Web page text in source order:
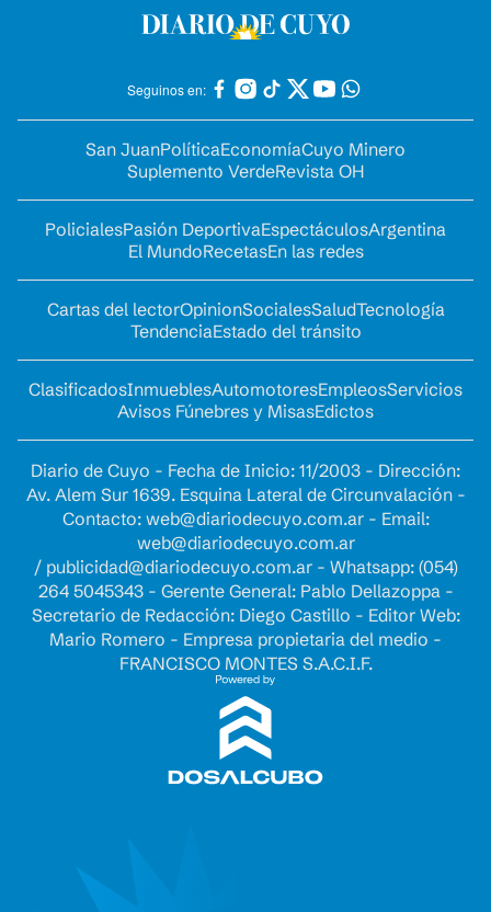
Seguinos en:
San JuanPolíticaEconomíaCuyo Minero
Suplemento VerdeRevista OH
PolicialesPasión DeportivaEspectáculosArgentina
El MundoRecetasEn las redes
Cartas del lectorOpinionSocialesSaludTecnología
TendenciaEstado del tránsito
ClasificadosInmueblesAutomotoresEmpleosServicios
Avisos Fúnebres y MisasEdictos
Diario de Cuyo - Fecha de Inicio: 11/2003 - Dirección:
Av. Alem Sur 1639. Esquina Lateral de Circunvalación -
Contacto: web@diariodecuyo.com.ar- Email:
web@diariodecuyo.com.ar
/ publicidad@diariodecuyo.com.ar- Whatsapp: (054)
264 5045343 - Gerente General: Pablo Dellazoppa -
Secretario de Redacción: Diego Castillo - Editor Web:
Mario Romero - Empresa propietaria del medio -
FRANCISCO MONTES S.A.C.I.F.